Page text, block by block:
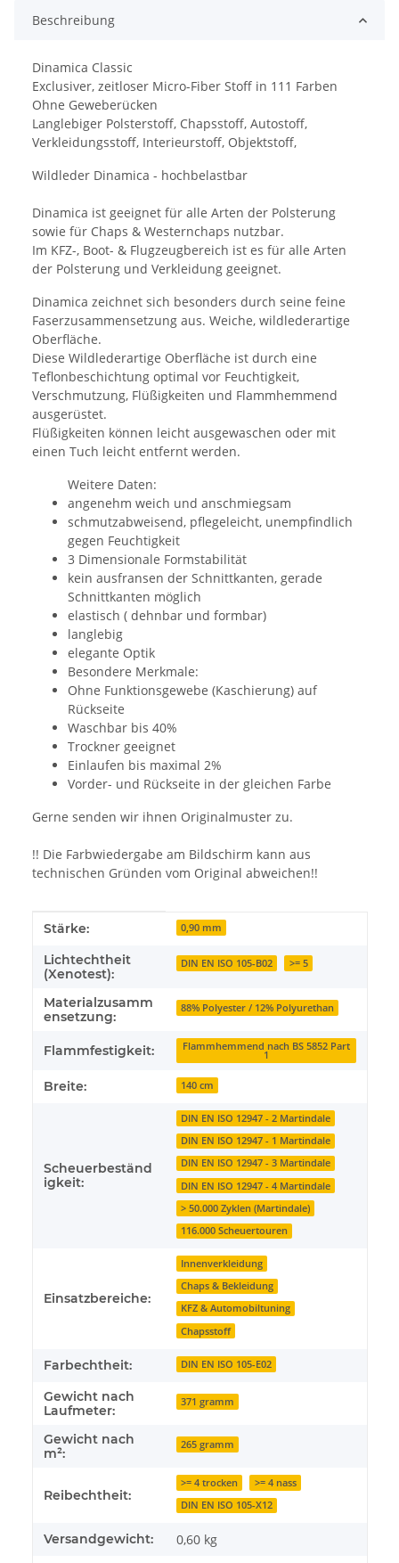
Beschreibung
Dinamica Classic
Exclusiver, zeitloser Micro-Fiber Stoff in 111 Farben
Ohne Geweberücken
Langlebiger Polsterstoff, Chapsstoff, Autostoff,
Verkleidungsstoff, Interieurstoff, Objektstoff,
Wildleder Dinamica - hochbelastbar
Dinamica ist geeignet für alle Arten der Polsterung
sowie für Chaps & Westernchaps nutzbar.
Im KFZ-, Boot- & Flugzeugbereich ist es für alle Arten
der Polsterung und Verkleidung geeignet.
Dinamica zeichnet sich besonders durch seine feine
Faserzusammensetzung aus. Weiche, wildlederartige
Oberfläche.
Diese Wildlederartige Oberfläche ist durch eine
Teflonbeschichtung optimal vor Feuchtigkeit,
Verschmutzung, Flüßigkeiten und Flammhemmend
ausgerüstet.
Flüßigkeiten können leicht ausgewaschen oder mit
einen Tuch leicht entfernt werden.
Weitere Daten:
angenehm weich und anschmiegsam
schmutzabweisend, pflegeleicht, unempfindlich
gegen Feuchtigkeit
3 Dimensionale Formstabilität
kein ausfransen der Schnittkanten, gerade
Schnittkanten möglich
elastisch ( dehnbar und formbar)
langlebig
elegante Optik
Besondere Merkmale:
Ohne Funktionsgewebe (Kaschierung) auf
Rückseite
Waschbar bis 40%
Trockner geeignet
Einlaufen bis maximal 2%
Vorder- und Rückseite in der gleichen Farbe
Gerne senden wir ihnen Originalmuster zu.
!! Die Farbwiedergabe am Bildschirm kann aus
technischen Gründen vom Original abweichen!!
Produkteigenschaft
Wert
Stärke: 0,90 mm
Lichtechtheit
(Xenotest):
DIN EN ISO 105-B02 >= 5
Materialzusamm
ensetzung:
88% Polyester / 12% Polyurethan
Flammfestigkeit: Flammhemmend nach BS 5852 Part
1
Breite: 140 cm
Scheuerbeständ
igkeit:
DIN EN ISO 12947 - 2 Martindale
DIN EN ISO 12947 - 1 Martindale
DIN EN ISO 12947 - 3 Martindale
DIN EN ISO 12947 - 4 Martindale
> 50.000 Zyklen (Martindale)
116.000 Scheuertouren
Einsatzbereiche:
Innenverkleidung
Chaps & Bekleidung
KFZ & Automobiltuning
Chapsstoff
Farbechtheit: DIN EN ISO 105-E02
Gewicht nach
Laufmeter:
371 gramm
Gewicht nach
m²:
265 gramm
Reibechtheit:
>= 4 trocken
>= 4 nass
DIN EN ISO 105-X12
Versandgewicht: 0,60 kg